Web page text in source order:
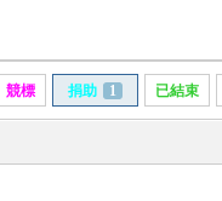
競標 捐助 1 已結束